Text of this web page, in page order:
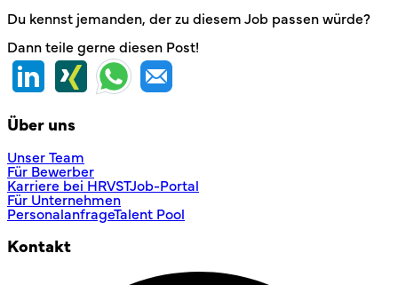
Du kennst jemanden, der zu diesem Job passen würde?
Dann teile gerne diesen Post!
Über uns
Unser Team
Für Bewerber
Karriere bei HRVSTJob-Portal
Für Unternehmen
PersonalanfrageTalent Pool
Kontakt